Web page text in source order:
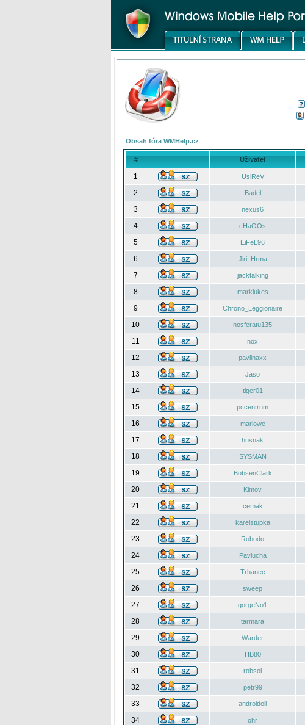
Obsah fóra WMHelp.cz
# Uživatel
1 UsiReV
2
Badel
3
nexus6
4
cHaOOs
5
EiFeL96
6
Jiri_Hrma
7
jacktalking
8
marklukes
9
Chrono_Leggionaire
10
nosferatu135
11
nox
12
pavlinaxx
13
Jaso
14
tiger01
15
pccentrum
16
marlowe
17
husnak
18
SYSMAN
19
BobsenClark
20
Kimov
21
cemak
22
karelstupka
23
Robodo
24
Pavlucha
25
Trhanec
26
sweep
27
gorgeNo1
28
tarmara
29
Warder
30
HB80
31
robsol
32
petr99
33
androidoll
34
ohr